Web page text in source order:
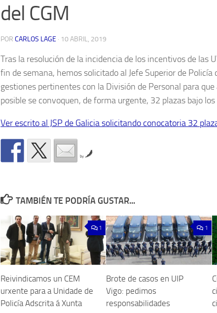
del CGM
POR CARLOS LAGE · 10 ABRIL, 2019
Tras la resolución de la incidencia de los incentivos de las
fin de semana, hemos solicitado al Jefe Superior de Policía
gestiones pertinentes con la División de Personal para
posible se convoquen, de forma urgente, 32 plazas bajo
Ver escrito al JSP de Galicia solicitando conocatoria 32
by
TAMBIÉN TE PODRÍA GUSTAR...
1
Reivindicamos un CEM
urxente para a Unidade de
Policía Adscrita á Xunta
1
Brote de casos en UIP
Vigo: pedimos
responsabilidades